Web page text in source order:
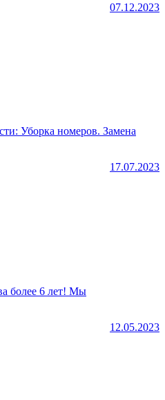
07.12.2023
17.07.2023
12.05.2023